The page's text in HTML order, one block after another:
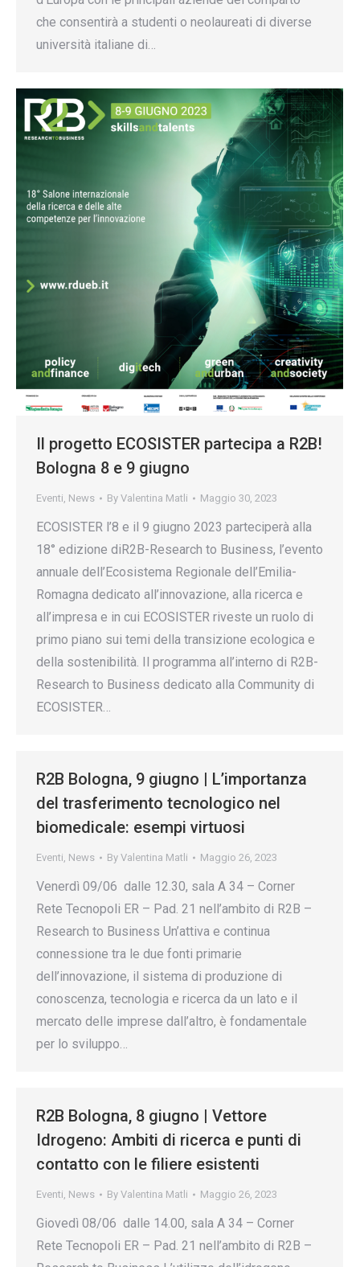
che consentirà a studenti o neolaureati di diverse
università italiane di…
Il progetto ECOSISTER partecipa a R2B!
Bologna 8 e 9 giugno
Eventi, News By Valentina Matli Maggio 30, 2023
ECOSISTER l’8 e il 9 giugno 2023 parteciperà alla
18° edizione diR2B-Research to Business, l’evento
annuale dell’Ecosistema Regionale dell’Emilia-
Romagna dedicato all’innovazione, alla ricerca e
all’impresa e in cui ECOSISTER riveste un ruolo di
primo piano sui temi della transizione ecologica e
della sostenibilità. Il programma all’interno di R2B-
Research to Business dedicato alla Community di
ECOSISTER…
R2B Bologna, 9 giugno | L’importanza
del trasferimento tecnologico nel
biomedicale: esempi virtuosi
Eventi, News By Valentina Matli Maggio 26, 2023
Venerdì 09/06 dalle 12.30, sala A 34 – Corner
Rete Tecnopoli ER – Pad. 21 nell’ambito di R2B –
Research to Business Un’attiva e continua
connessione tra le due fonti primarie
dell’innovazione, il sistema di produzione di
conoscenza, tecnologia e ricerca da un lato e il
mercato delle imprese dall’altro, è fondamentale
per lo sviluppo…
R2B Bologna, 8 giugno | Vettore
Idrogeno: Ambiti di ricerca e punti di
contatto con le filiere esistenti
Eventi, News By Valentina Matli Maggio 26, 2023
Giovedì 08/06 dalle 14.00, sala A 34 – Corner
Rete Tecnopoli ER – Pad. 21 nell’ambito di R2B –